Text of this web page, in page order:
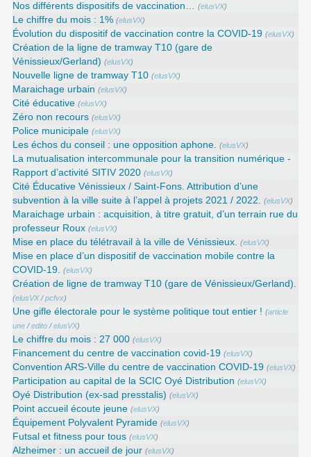
Nos différents dispositifs de vaccination… (elusVX)
Le chiffre du mois : 1% (elusVX)
Évolution du dispositif de vaccination contre la COVID-19 (elusVX)
Création de la ligne de tramway T10 (gare de
Vénissieux/Gerland) (elusVX)
Nouvelle ligne de tramway T10 (elusVX)
Maraichage urbain (elusVX)
Cité éducative (elusVX)
Zéro non recours (elusVX)
Police municipale (elusVX)
Les échos du conseil : une opposition aphone. (elusVX)
La mutualisation intercommunale pour la transition numérique -
Rapport d’activité SITIV 2020 (elusVX)
Cité Éducative Vénissieux / Saint-Fons. Attribution d’une
subvention à la ville suite à l’appel à projets 2021 / 2022. (elusVX)
Maraichage urbain : acquisition, à titre gratuit, d’un terrain rue du
professeur Roux (elusVX)
Mise en place du télétravail à la ville de Vénissieux. (elusVX)
Mise en place d’un dispositif de vaccination mobile contre la
COVID-19. (elusVX)
Création de ligne de tramway T10 (gare de Vénissieux/Gerland).
(elusVX/pcfvx)
Une gifle électorale pour le système politique tout entier ! (article
une/edito/elusVX)
Le chiffre du mois : 27 000 (elusVX)
Financement du centre de vaccination covid-19 (elusVX)
Convention ARS‑Ville du centre de vaccination COVID‑19 (elusVX)
Participation au capital de la SCIC Oyé Distribution (elusVX)
Oyé Distribution (ex-sad presstalis) (elusVX)
Point accueil écoute jeune (elusVX)
Équipement Polyvalent Pyramide (elusVX)
Futsal et fitness pour tous (elusVX)
Alzheimer : un accueil de jour (elusVX)